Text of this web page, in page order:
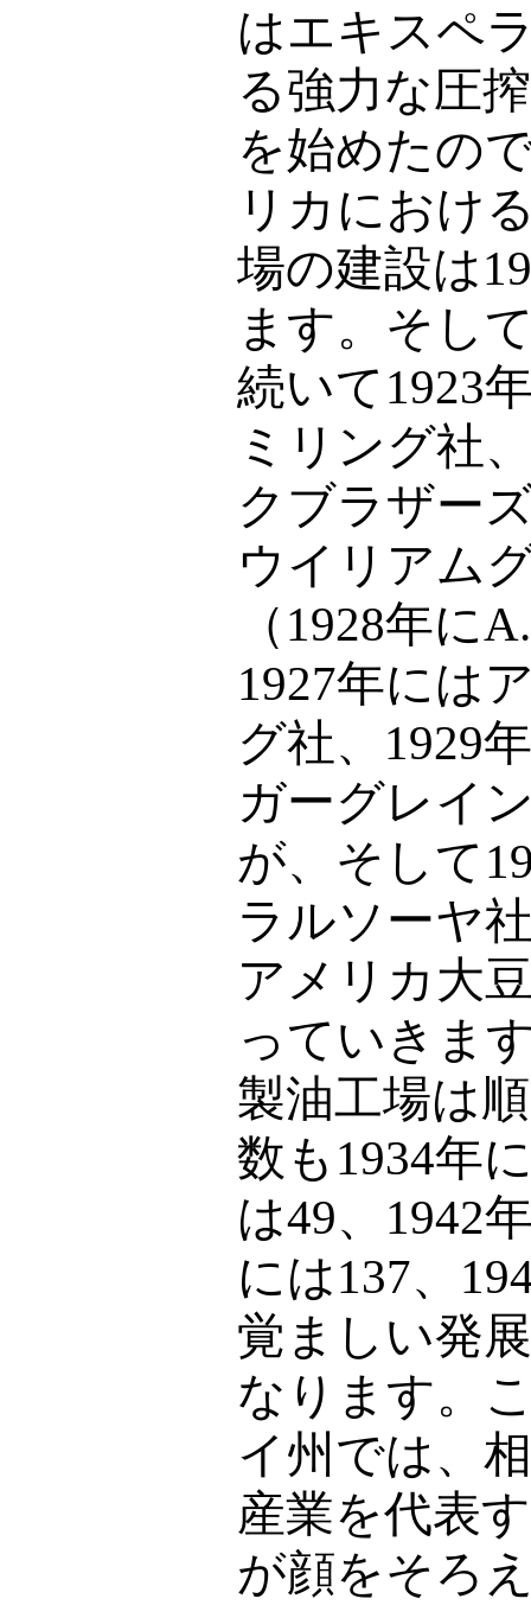
はエキスペ
る強力な圧
を始めたの
リカにおけ
場の建設は
ます。そし
続いて 1923
ミリング社
クブラザー
ウイリアム
（ 1928年に
1927年には
グ社、 1929
ガーグレイ
が、そして
ラルソーヤ
アメリカ大
っていきま
製油工場は
数も 1934年
は49、 1942
には137、
覚ましい発
なります。
イ州では、
産業を代表
が顔をそろ